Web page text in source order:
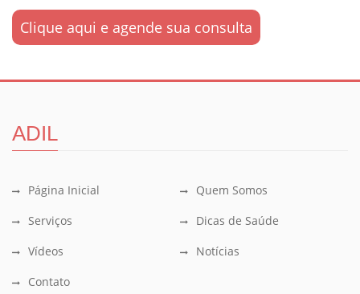
Clique aqui e agende sua consulta
ADIL
Página Inicial
Quem Somos
Serviços
Dicas de Saúde
Vídeos
Notícias
Contato